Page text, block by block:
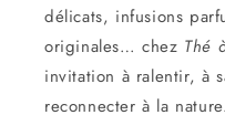
délicats, infusions
originales… chez Thé
invitation à ralentir, à
reconnecter à la nature.